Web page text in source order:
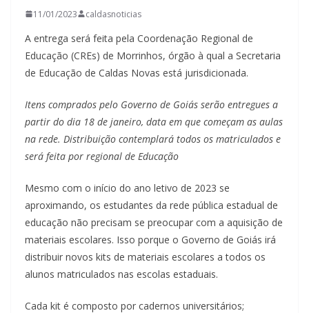
11/01/2023 caldasnoticias
A entrega será feita pela Coordenação Regional de
Educação (CREs) de Morrinhos, órgão à qual a Secretaria
de Educação de Caldas Novas está jurisdicionada.
Itens comprados pelo Governo de Goiás serão entregues a
partir do dia 18 de janeiro, data em que começam as aulas
na rede. Distribuição contemplará todos os matriculados e
será feita por regional de Educação
Mesmo com o início do ano letivo de 2023 se
aproximando, os estudantes da rede pública estadual de
educação não precisam se preocupar com a aquisição de
materiais escolares. Isso porque o Governo de Goiás irá
distribuir novos kits de materiais escolares a todos os
alunos matriculados nas escolas estaduais.
Cada kit é composto por cadernos universitários;